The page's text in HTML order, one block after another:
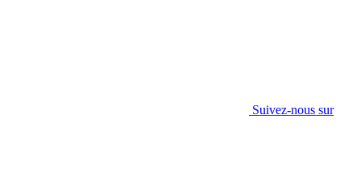
Suivez-nous sur